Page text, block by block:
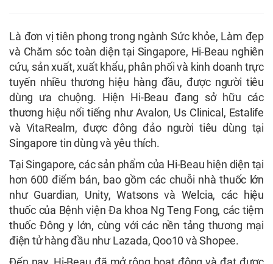
Là đơn vị tiên phong trong ngành Sức khỏe, Làm đẹp
và Chăm sóc toàn diện tại Singapore, Hi-Beau nghiên
cứu, sản xuất, xuất khẩu, phân phối và kinh doanh trực
tuyến nhiều thương hiệu hàng đầu, được người tiêu
dùng ưa chuộng. Hiện Hi-Beau đang sở hữu các
thương hiệu nổi tiếng như Avalon, Us Clinical, Estalife
và VitaRealm, được đông đảo người tiêu dùng tại
Singapore tin dùng và yêu thích.
Tại Singapore, các sản phẩm của Hi-Beau hiện diện tại
hơn 600 điểm bán, bao gồm các chuỗi nhà thuốc lớn
như Guardian, Unity, Watsons và Welcia, các hiệu
thuốc của Bệnh viện Đa khoa Ng Teng Fong, các tiệm
thuốc Đông y lớn, cùng với các nền tảng thương mại
điện tử hàng đầu như Lazada, Qoo10 và Shopee.